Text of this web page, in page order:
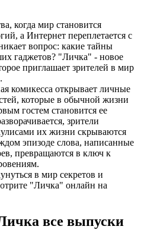
когда мир становится
а Интернет переплетается с
вопрос: какие тайны
гаджетов? "Личка" - новое
приглашает зрителей в мир
комикесса открывает личные
которые в обычной жизни
гостем становится ее
зрители
их жизни скрываются
эпизоде слова, написанные
превращаются в ключ к
в мир секретов и
"Личка" онлайн на
все выпуски